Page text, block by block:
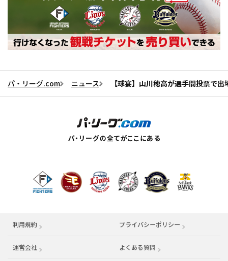
パ・リーグ.com ニュース 【球宴】山川穂高が選手間投票で
利用規約 プライバシーポリシー
運営会社 （別ウィンドウで開く） よくある質問